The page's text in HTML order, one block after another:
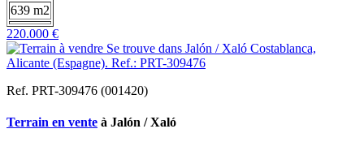
639 m2
220.000 €
Ref. PRT-309476 (001420)
Terrain en vente à Jalón / Xaló